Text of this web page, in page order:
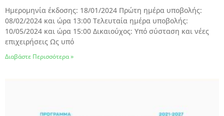
Ημερομηνία έκδοσης: 18/01/2024 Πρώτη ημέρα υποβολής:
08/02/2024 και ώρα 13:00 Τελευταία ημέρα υποβολής:
10/05/2024 και ώρα 15:00 Δικαιούχος: Υπό σύσταση και νέες
επιχειρήσεις Ως υπό
Διαβάστε Περισσότερα »